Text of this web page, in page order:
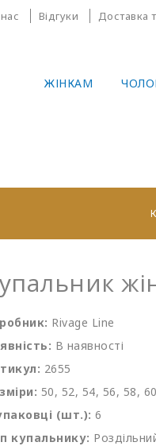
Відгуки Доставка
ЖІНКАМ
Rivage Line
В наявності
2655
50, 52, 54, 56, 58, 60
(шт.): 6
купальнику: